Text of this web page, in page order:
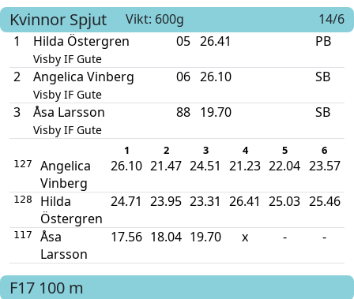
Kvinnor Spjut Vikt: 600g
14/6
1
Hilda Östergren
Visby IF Gute
05 26.41 PB
2 Angelica Vinberg
Visby IF Gute
06 26.10 SB
3 Åsa Larsson
Visby IF Gute
88 19.70 SB
1 2 3 4 5 6
127
Angelica
Vinberg
26.10 21.47 24.51 21.23 22.04 23.57
128
Hilda
Östergren
24.71 23.95 23.31 26.41 25.03 25.46
117
Åsa
Larsson
17.56 18.04 19.70 x - -
F17 100 m